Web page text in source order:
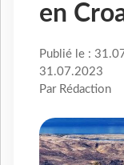
en
Publié le :
31.07.2023
Par Rédaction